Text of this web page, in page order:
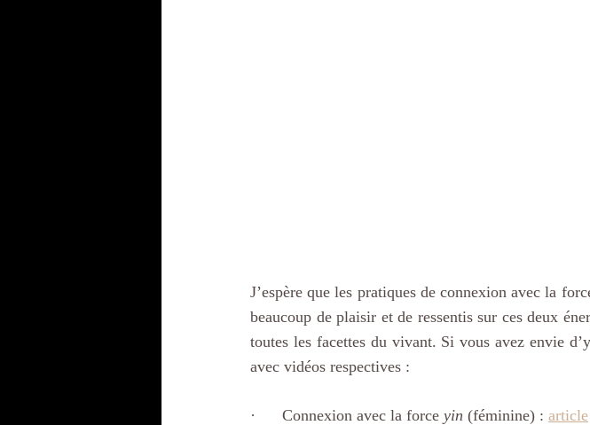
J’espère que les pratiques de connexion avec la
beaucoup de plaisir et de ressentis sur ces deux
toutes les facettes du vivant. Si vous avez envie
avec vidéos respectives :
·      Connexion avec la force yin (féminine) : article